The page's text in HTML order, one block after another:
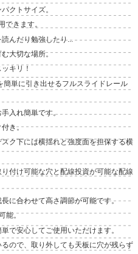
クトサイズ。
できます。
んだり勉強したり...
大切な場所。
キリ！
単に引き出せるフルスライドレール
入れ簡単です。
付き。
ク下には横揺れと強度面を担保する横
付け可能な穴と配線投資が可能な配線
に合わせて高さ調節が可能です。
能。
で安心してご使用いただけます。
ので、取り外しても天板に穴が残らず